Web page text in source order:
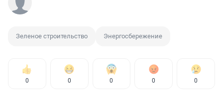
Зеленое строительство Энергосбережение
0 0 0 0 0